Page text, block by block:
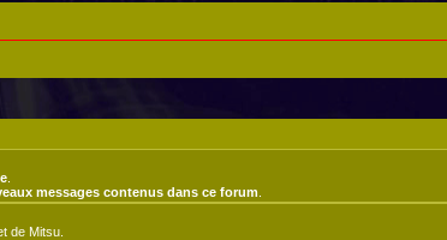
messages contenus dans ce forum
de Mitsu.